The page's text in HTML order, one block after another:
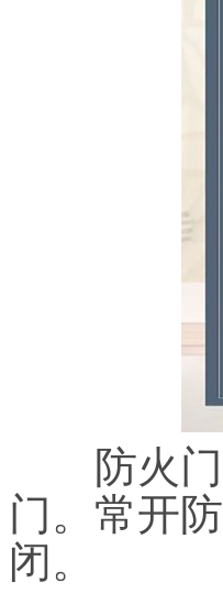
防火门
门。常开
闭。